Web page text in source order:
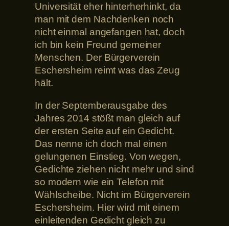
Universität eher hinterherhinkt, da
man mit dem Nachdenken noch
nicht einmal angefangen hat, doch
ich bin kein Freund gemeiner
Menschen. Der Bürgerverein
Eschersheim reimt was das Zeug
hält.
In der Septemberausgabe des
Jahres 2014 stößt man gleich auf
der ersten Seite auf ein Gedicht.
Das nenne ich doch mal einen
gelungenen Einstieg. Von wegen,
Gedichte ziehen nicht mehr und sind
so modern wie ein Telefon mit
Wählscheibe. Nicht im Bürgerverein
Eschersheim. Hier wird mit einem
einleitenden Gedicht gleich zu